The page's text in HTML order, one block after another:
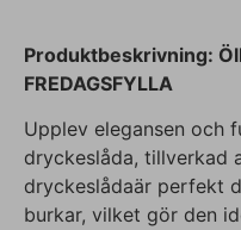
Produktbeskrivning:
FREDAGSFYLLA
Upplev elegansen och
dryckeslåda, tillverkad
dryckeslådaär perfekt
burkar, vilket gör den